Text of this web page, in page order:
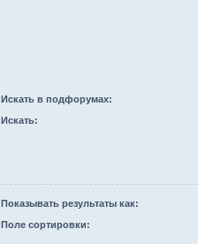
Искать в подфорумах:
Искать:
Показывать результаты как:
Поле сортировки: